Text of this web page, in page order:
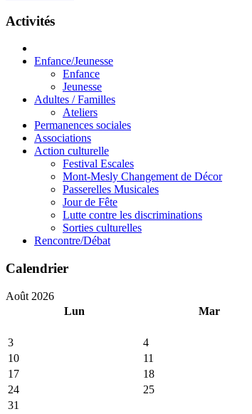
Activités
Enfance/Jeunesse
Enfance
Jeunesse
Adultes / Familles
Ateliers
Permanences sociales
Associations
Action culturelle
Festival Escales
Mont-Mesly Changement de Décor
Passerelles Musicales
Jour de Fête
Lutte contre les discriminations
Sorties culturelles
Rencontre/Débat
Calendrier
Août 2026
Lun
Mar
3
4
10
11
17
18
24
25
31